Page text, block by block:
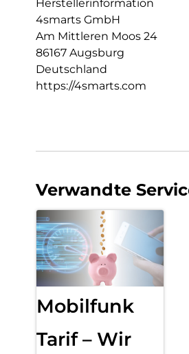
Herstellerinformation
4smarts GmbH
Am Mittleren Moos 24
86167 Augsburg
Deutschland
https://4smarts.com
Verwandte
Mobilfunk
Tarif – Wir